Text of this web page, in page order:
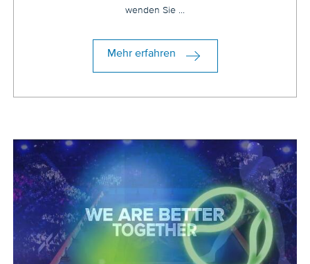
wenden Sie ...
Mehr erfahren